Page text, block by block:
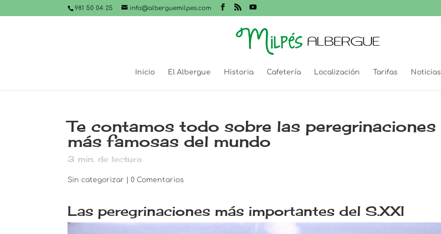
981 50 04 25 info@alberguemilpes.com
Inicio El Albergue Historia Cafetería Localización Tarifas Noticias
Te contamos todo sobre las peregrinaciones
más famosas del mundo
3 min. de lectura
Sin categorizar |0 Comentarios
Las peregrinaciones más importantes del S.XXI